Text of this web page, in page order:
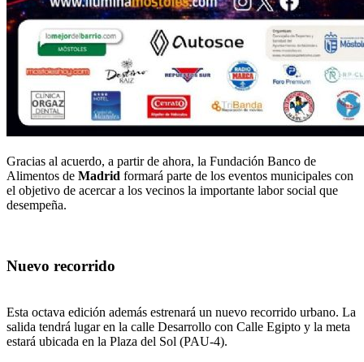
Gracias al acuerdo, a partir de ahora, la Fundación Banco de
Alimentos de Madrid formará parte de los eventos municipales con
el objetivo de acercar a los vecinos la importante labor social que
desempeña.
Nuevo recorrido
Esta octava edición además estrenará un nuevo recorrido urbano. La
salida tendrá lugar en la calle Desarrollo con Calle Egipto y la meta
estará ubicada en la Plaza del Sol (PAU-4).